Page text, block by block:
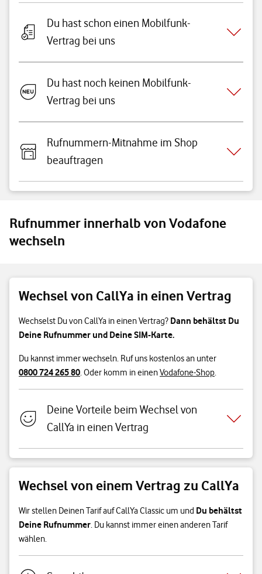
Du hast schon einen Mobilfunk-
Vertrag bei uns
Du hast noch keinen Mobilfunk-
Vertrag bei uns
Rufnummern-Mitnahme im Shop
beauftragen
Rufnummer innerhalb von Vodafone
wechseln
Wechsel von CallYa in einen Vertrag
Wechselst Du von CallYa in einen Vertrag? Dann behältst Du
Deine Rufnummer und Deine SIM-Karte.
Du kannst immer wechseln. Ruf uns kostenlos an unter
0800 724 265 80. Oder komm in einenVodafone-Shop.
Deine Vorteile beim Wechsel von
CallYa in einen Vertrag
Wechsel von einem Vertrag zu CallYa
Wir stellen Deinen Tarif auf CallYa Classic um und Du behältst
Deine Rufnummer. Du kannst immer einen anderen Tarif
wählen.